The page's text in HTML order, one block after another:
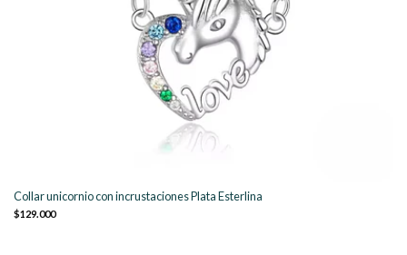
Collar unicornio con incrustaciones Plata Esterlina
$129.000